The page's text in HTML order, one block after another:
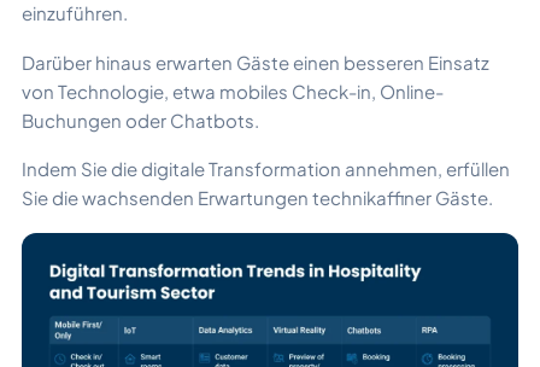
einzuführen.
Darüber hinaus erwarten Gäste einen besseren Einsatz
von Technologie, etwa mobiles Check-in, Online-
Buchungen oder Chatbots.
Indem Sie die digitale Transformation annehmen, erfüllen
Sie die wachsenden Erwartungen technikaffiner Gäste.